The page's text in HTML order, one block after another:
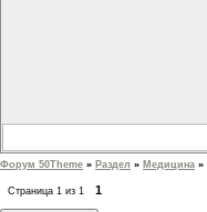
Форум 50Theme » Раздел » Медицина »
Страница 1 из 1 1